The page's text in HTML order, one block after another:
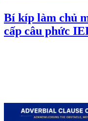
Bí kíp làm chủ
cấp câu phức